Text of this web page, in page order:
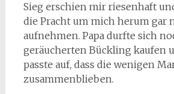
Sieg erschien mir riesenhaft
die Pracht um mich herum gar
aufnehmen. Papa durfte sich
geräucherten Bückling kaufen
passte auf, dass die wenigen
zusammenblieben.